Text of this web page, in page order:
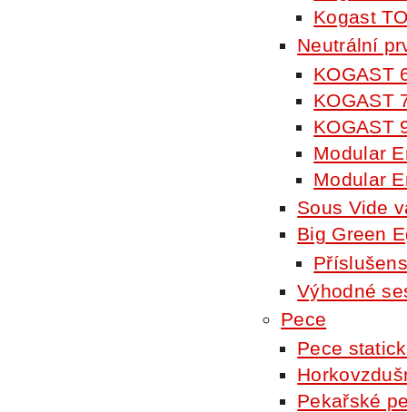
Kogast
Neutrální
KOGAST
KOGAST
KOGAST
Modular
Modular
Sous Vide
Big Green
Výhodné
Pece
Pece
Pekařské